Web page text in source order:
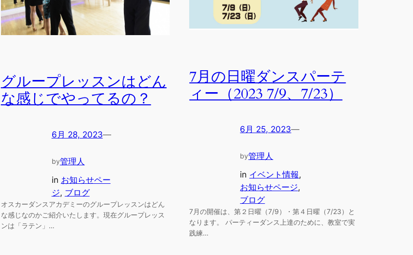
グループレッスンはどん
な感じでやってるの？
6月 28, 2023—
by管理人
in お知らせペー
ジ, ブログ
オスカーダンスアカデミーのグループレッスンはどん
な感じなのかご紹介いたします。現在グループレッス
ンは「ラテン」…
7月の日曜ダンスパーテ
ィー（2023 7/9、7/23）
6月 25, 2023—
by管理人
in イベント情報
お知らせページ
ブログ
7月の開催は、第２日曜（7/9）・第４日曜（7/23）と
なります。 パーティーダンス上達のために、教室で実
践練…